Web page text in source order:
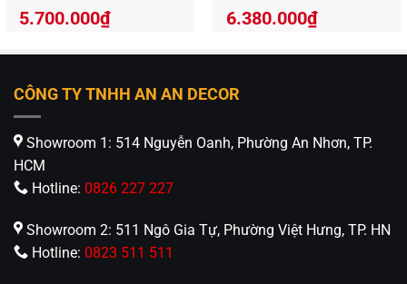
5.700.000₫ 6.380.000₫
CÔNG TY TNHH AN AN DECOR
Showroom 1: 514 Nguyễn Oanh, Phường An Nhơn, TP.
HCM
Hotline: 0826 227 227
Showroom 2: 511 Ngô Gia Tự, Phường Việt Hưng, TP. HN
Hotline: 0823 511 511